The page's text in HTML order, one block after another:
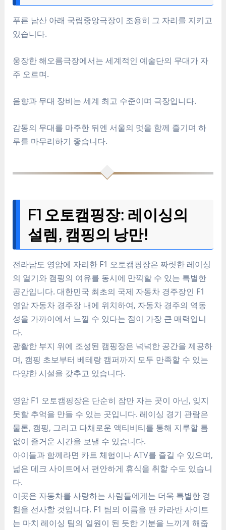
푸른 남산 아래 국립중앙극장이 조용히 그 자리를 지키고
있습니다.
웅장한 해오름극장에서는 세계적인 예술단의 무대가 자
주 오르며.
음향과 무대 장비는 세계 최고 수준이며 극장입니다.
감동의 무대를 마주한 뒤엔 서울의 멋을 함께 즐기며 하
루를 마무리하기 좋습니다.
F1 오토캠핑장: 레이싱의
설렘, 캠핑의 낭만!
전라남도 영암에 자리한 F1 오토캠핑장은 짜릿한 레이싱
의 열기와 캠핑의 여유를 동시에 만끽할 수 있는 특별한
공간입니다. 대한민국 최초의 국제 자동차 경주장인 F1
영암 자동차 경주장 내에 위치하여, 자동차 경주의 역동
성을 가까이에서 느낄 수 있다는 점이 가장 큰 매력입니
다.
광활한 부지 위에 조성된 캠핑장은 넉넉한 공간을 제공하
며, 캠핑 초보부터 베테랑 캠퍼까지 모두 만족할 수 있는
다양한 시설을 갖추고 있습니다.
영암 F1 오토캠핑장은 단순히 잠만 자는 곳이 아닌, 잊지
못할 추억을 만들 수 있는 곳입니다. 레이싱 경기 관람은
물론, 캠핑, 그리고 다채로운 액티비티를 통해 지루할 틈
없이 즐거운 시간을 보낼 수 있습니다.
아이들과 함께라면 카트 체험이나 ATV를 즐길 수 있으며,
넓은 데크 사이트에서 편안하게 휴식을 취할 수도 있습니
다.
이곳은 자동차를 사랑하는 사람들에게는 더욱 특별한 경
험을 선사할 것입니다. F1 팀의 이름을 딴 카라반 사이트
는 마치 레이싱 팀의 일원이 된 듯한 기분을 느끼게 해줍